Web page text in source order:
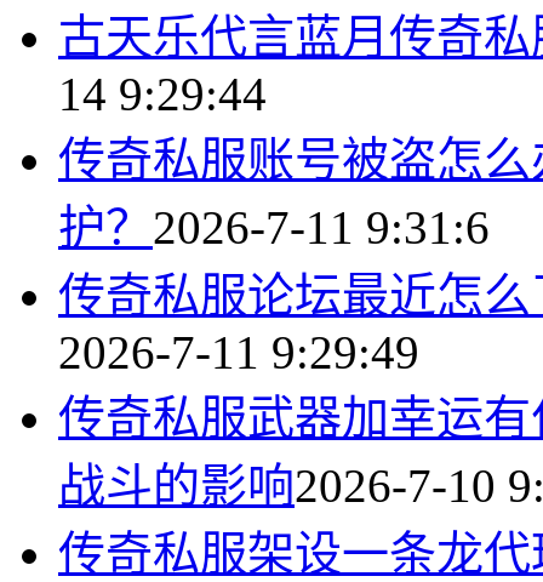
古天乐代言蓝月传奇
14 9:29:44
传奇私服账号被盗怎
护？ 2026-7-11 9:31:6
传奇私服论坛最近怎
2026-7-11 9:29:49
传奇私服武器加幸运
战斗的影响2026-7-10
传奇私服架设一条龙